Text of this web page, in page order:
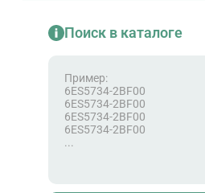
Поиск в каталоге
Пример:
6ES5734-2BF00
6ES5734-2BF00
6ES5734-2BF00
6ES5734-2BF00
...